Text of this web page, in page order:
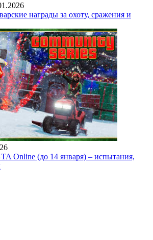
награды за охоту, сражения и
Online (до 14 января) – испытания,